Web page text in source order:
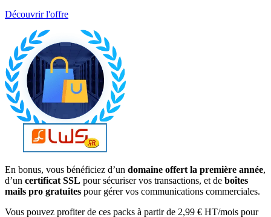
Découvrir l'offre
En bonus, vous bénéficiez d’un domaine offert la première année,
d’un certificat SSL pour sécuriser vos transactions, et de boîtes
mails pro gratuites pour gérer vos communications commerciales.
Vous pouvez profiter de ces packs à partir de 2,99 € HT/mois pour